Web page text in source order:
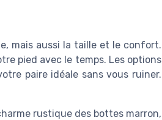
mais aussi la taille et le confort.
pied avec le temps. Les options
paire idéale sans vous ruiner.
rustique des bottes marron,